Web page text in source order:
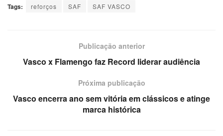
Tags: reforços SAF SAF VASCO
Publicação anterior
Vasco x Flamengo faz Record liderar audiência
Próxima publicação
Vasco encerra ano sem vitória em clássicos e atinge
marca histórica